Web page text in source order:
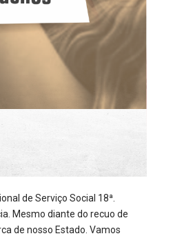
de Serviço Social 18ª.
Mesmo diante do recuo de
de nosso Estado. Vamos